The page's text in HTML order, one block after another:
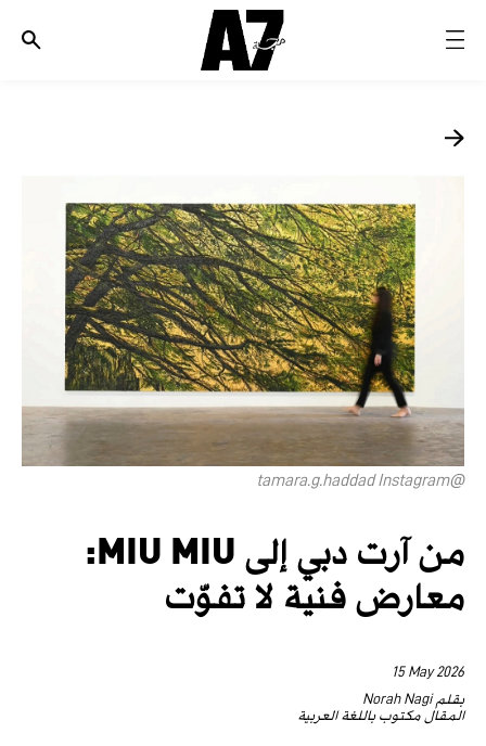
موضة وجمال
ديسكوفري
مجوهرات وساعات
مستقبل
EDITORIALS
WHO/HOW
من آرت دبي إلى MIU MIU:
معارض فنية لا تفوّت
15 May 2026
بقلم Norah Nagi
المقال مكتوب باللغة العربية
@tamara.g.haddad Instagram